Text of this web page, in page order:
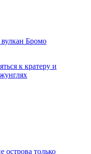
Бромо
к кратеру и